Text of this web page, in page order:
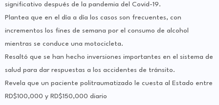
significativo después de la pandemia del Covid-19.
Plantea que en el día a día los casos son frecuentes, con
incrementos los fines de semana por el consumo de alcohol
mientras se conduce una motocicleta.
Resaltó que se han hecho inversiones importantes en el sistema de
salud para dar respuestas a los accidentes de tránsito.
Revela que un paciente politraumatizado le cuesta al Estado entre
RD$100,000 y RD$150,000 diario